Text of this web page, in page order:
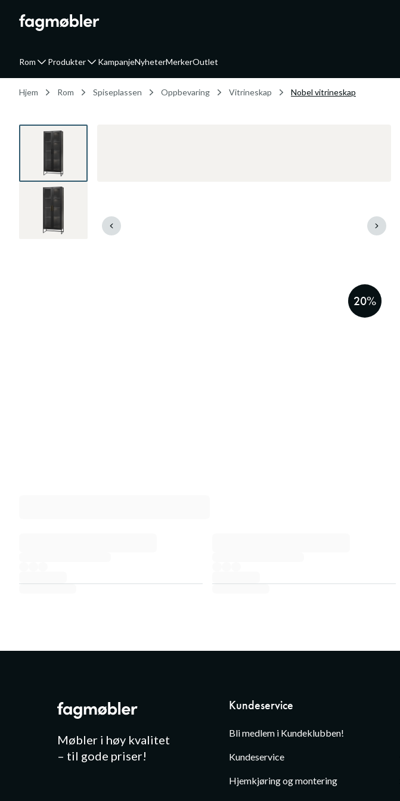
Rom Produkter KampanjeNyheterMerkerOutlet
Hjem Rom Spiseplassen Oppbevaring Vitrineskap Nobel vitrineskap
20%
Møbler i høy kvalitet
– til gode priser!
Kundeservice
Bli medlem i Kundeklubben!
Kundeservice
Hjemkjøring og montering